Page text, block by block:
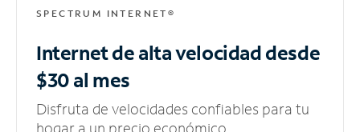
SPECTRUM INTERNET®
Internet de alta velocidaddesde
$30 al mes
Disfruta de velocidades confiables para tu
hogar a un precio económico.